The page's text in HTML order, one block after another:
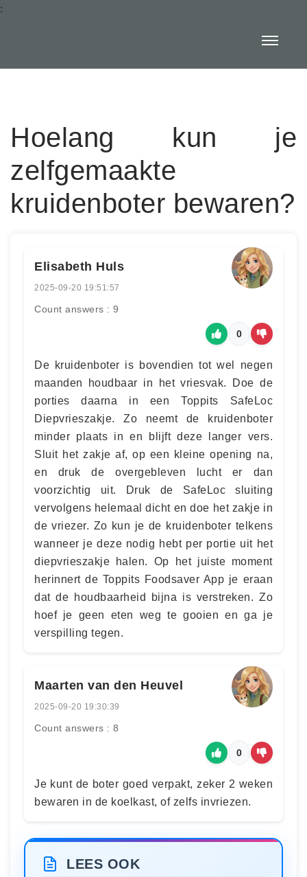
:
Hoelang kun je
zelfgemaakte
kruidenboter bewaren?
Elisabeth Huls
2025-09-20 19:51:57
Count answers : 9
0
De kruidenboter is bovendien tot wel negen
maanden houdbaar in het vriesvak. Doe de
porties daarna in een Toppits SafeLoc
Diepvrieszakje. Zo neemt de kruidenboter
minder plaats in en blijft deze langer vers.
Sluit het zakje af, op een kleine opening na,
en druk de overgebleven lucht er dan
voorzichtig uit. Druk de SafeLoc sluiting
vervolgens helemaal dicht en doe het zakje in
de vriezer. Zo kun je de kruidenboter telkens
wanneer je deze nodig hebt per portie uit het
diepvrieszakje halen. Op het juiste moment
herinnert de Toppits Foodsaver App je eraan
dat de houdbaarheid bijna is verstreken. Zo
hoef je geen eten weg te gooien en ga je
verspilling tegen.
Maarten van den Heuvel
2025-09-20 19:30:39
Count answers : 8
0
Je kunt de boter goed verpakt, zeker 2 weken
bewaren in de koelkast, of zelfs invriezen.
LEES OOK